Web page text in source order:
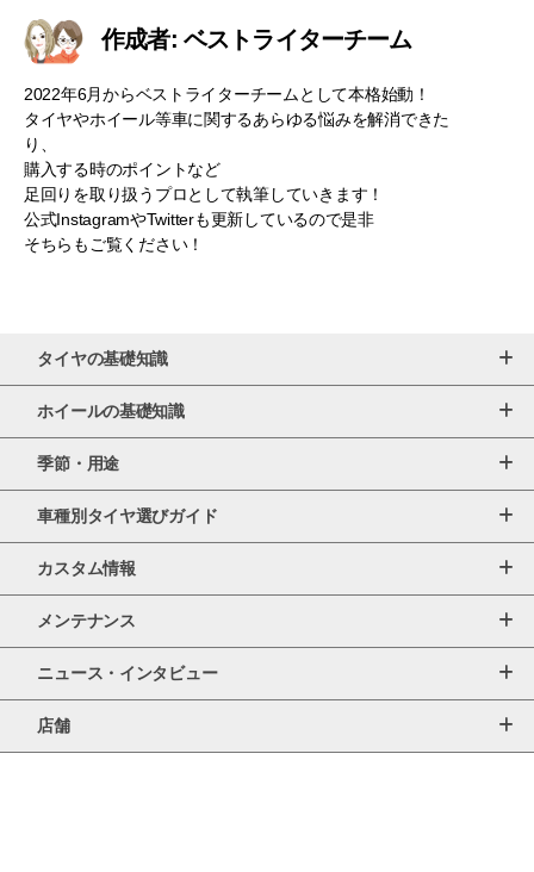
作成者: ベストライターチーム
2022年6月からベストライターチームとして本格始動！
タイヤやホイール等車に関するあらゆる悩みを解消できた
り、
購入する時のポイントなど
足回りを取り扱うプロとして執筆していきます！
公式InstagramやTwitterも更新しているので是非
そちらもご覧ください！
タイヤの基礎知識
ホイールの基礎知識
季節・用途
車種別タイヤ選びガイド
カスタム情報
メンテナンス
ニュース・インタビュー
店舗